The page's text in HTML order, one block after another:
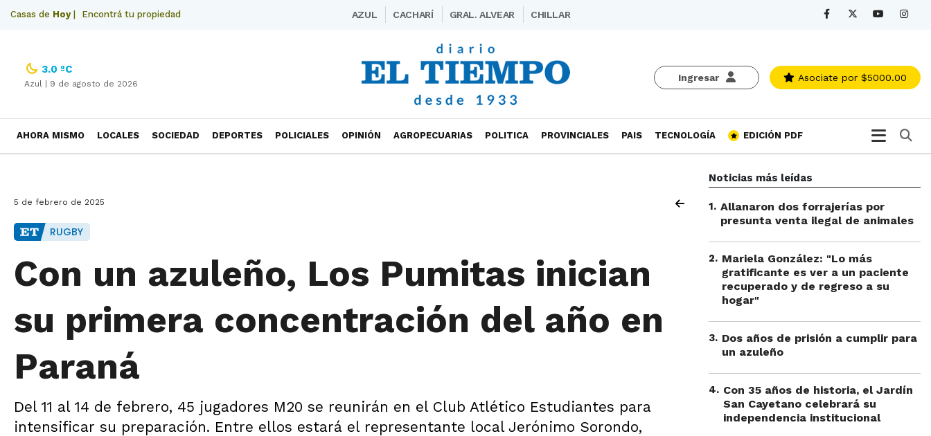
Casas de Hoy| Encontrá tu propiedad AZUL CACHARÍ GRAL. ALVEAR CHILLAR
Ingresar Asociate por $5000.00
3.0 ºC
Azul | 9 de agosto de 2026
AHORA MISMO LOCALES SOCIEDAD DEPORTES POLICIALES OPINIÓN AGROPECUARIAS POLITICA PROVINCIALES PAIS TECNOLOGÍA EDICIÓN PDF
5 de febrero de 2025
RUGBY
Con un azuleño, Los Pumitas inician
su primera concentración del año en
Paraná
Del 11 al 14 de febrero, 45 jugadores M20 se reunirán en el Club Atlético Estudiantes para
intensificar su preparación. Entre ellos estará el representante local Jerónimo Sorondo,
Noticias más leídas
1. Allanaron dos forrajerías por
presunta venta ilegal de animales
2. Mariela González: "Lo más
gratificante es ver a un paciente
recuperado y de regreso a su
hogar"
3. Dos años de prisión a cumplir para
un azuleño
4. Con 35 años de historia, el Jardín
San Cayetano celebrará su
independencia institucional